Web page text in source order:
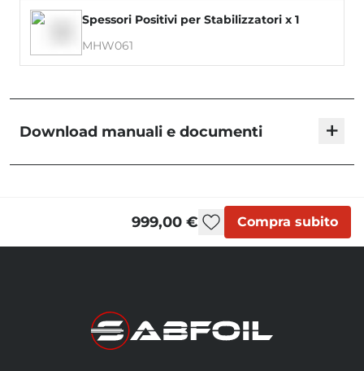
Spessori Positivi per Stabilizzatori x 1
MHW061
Download manuali e documenti +
999,00 € Compra subito